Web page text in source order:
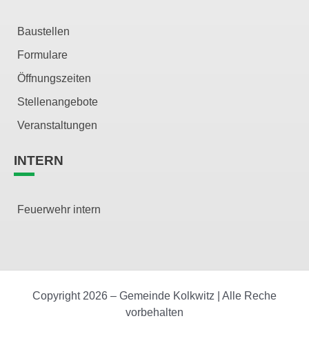
Baustellen
Formulare
Öffnungszeiten
Stellenangebote
Veranstaltungen
INTERN
Feuerwehr intern
Copyright 2026 – Gemeinde Kolkwitz | Alle Reche
vorbehalten